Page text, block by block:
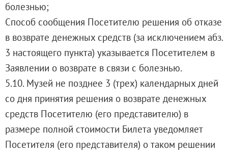
болезнью;
Способ сообщения Посетителю решения об отказе
в возврате денежных средств (за исключением абз.
3 настоящего пункта) указывается Посетителем в
Заявлении о возврате в связи с болезнью.
5.10. Музей не позднее 3 (трех) календарных дней
со дня принятия решения о возврате денежных
средств Посетителю (его представителю) в
размере полной стоимости Билета уведомляет
Посетителя (его представителя) о таком решении